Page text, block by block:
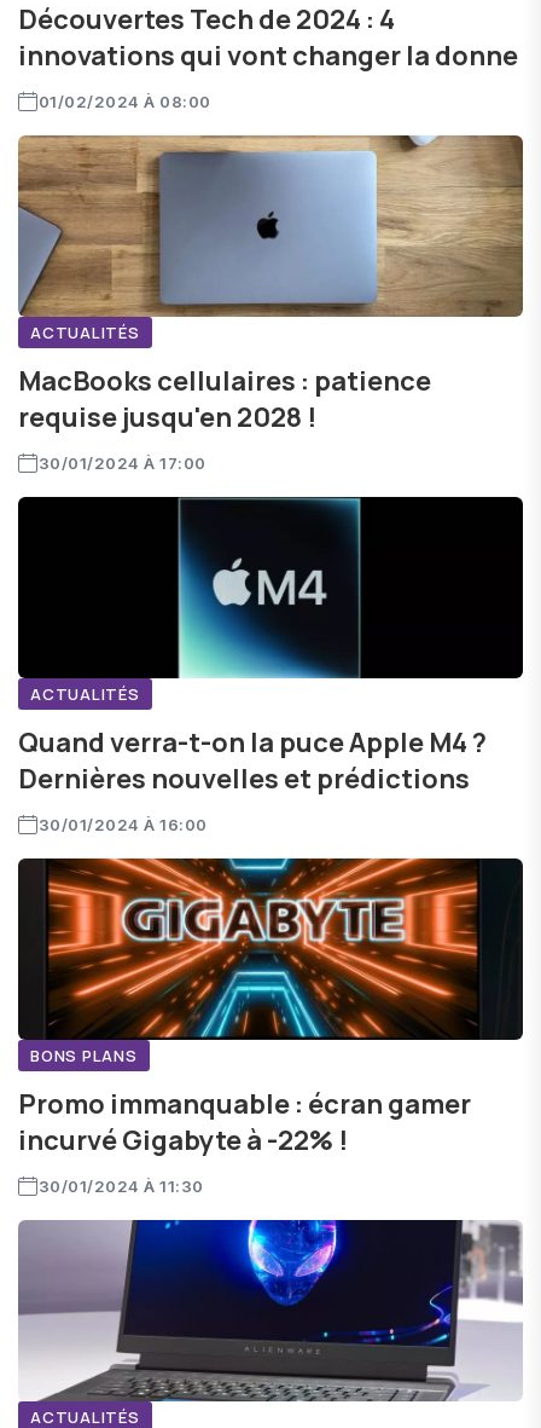
Découvertes Tech de 2024 : 4
innovations qui vont changer la donne
01/02/2024 À 08:00
ACTUALITÉS
MacBooks cellulaires : patience
requise jusqu'en 2028 !
30/01/2024 À 17:00
ACTUALITÉS
Quand verra-t-on la puce Apple M4 ?
Dernières nouvelles et prédictions
30/01/2024 À 16:00
BONS PLANS
Promo immanquable : écran gamer
incurvé Gigabyte à -22% !
30/01/2024 À 11:30
ACTUALITÉS